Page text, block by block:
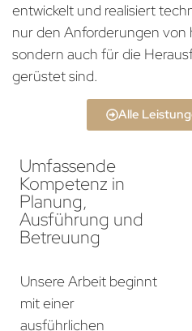
entwickelt und realisiert
nur den Anforderungen
sondern auch für die
gerüstet sind.
Alle
Umfassende
Kompetenz in
Planung,
Ausführung und
Betreuung
Unsere Arbeit beginnt
mit einer
ausführlichen